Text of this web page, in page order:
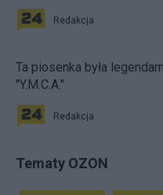
Redakcja
Ta piosenka była
"Y.M.C.A."
Redakcja
Tematy OZON